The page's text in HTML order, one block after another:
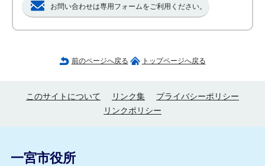
お問い合わせは専用フォームをご利用ください。
前のページへ戻る トップページへ戻る
このサイトについて リンク集
プライバシーポリシー
リンクポリシー
一宮市役所